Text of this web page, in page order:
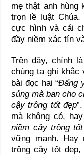
mẹ thật anh hùng
trọn lề luật
cực hình và cái
đầy niềm xác tín
Trên đây, chính
chúng ta ghi khắc
bài đọc hai “Đấng
sủng mà ban cho
cậy trông tốt đẹp
mà không có,
niềm cậy trông
vững mạnh.
trông cậy tốt